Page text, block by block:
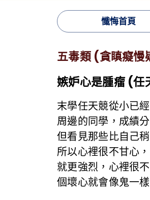
懺悔首頁
五毒類 (貪瞋癡慢
嫉妒心是腫瘤 (任
末學任天競從小已
周邊的同學，成績
但看見那些比自己
所以心裡很不甘心
就更強烈，心裡很
個壞心就會像鬼一